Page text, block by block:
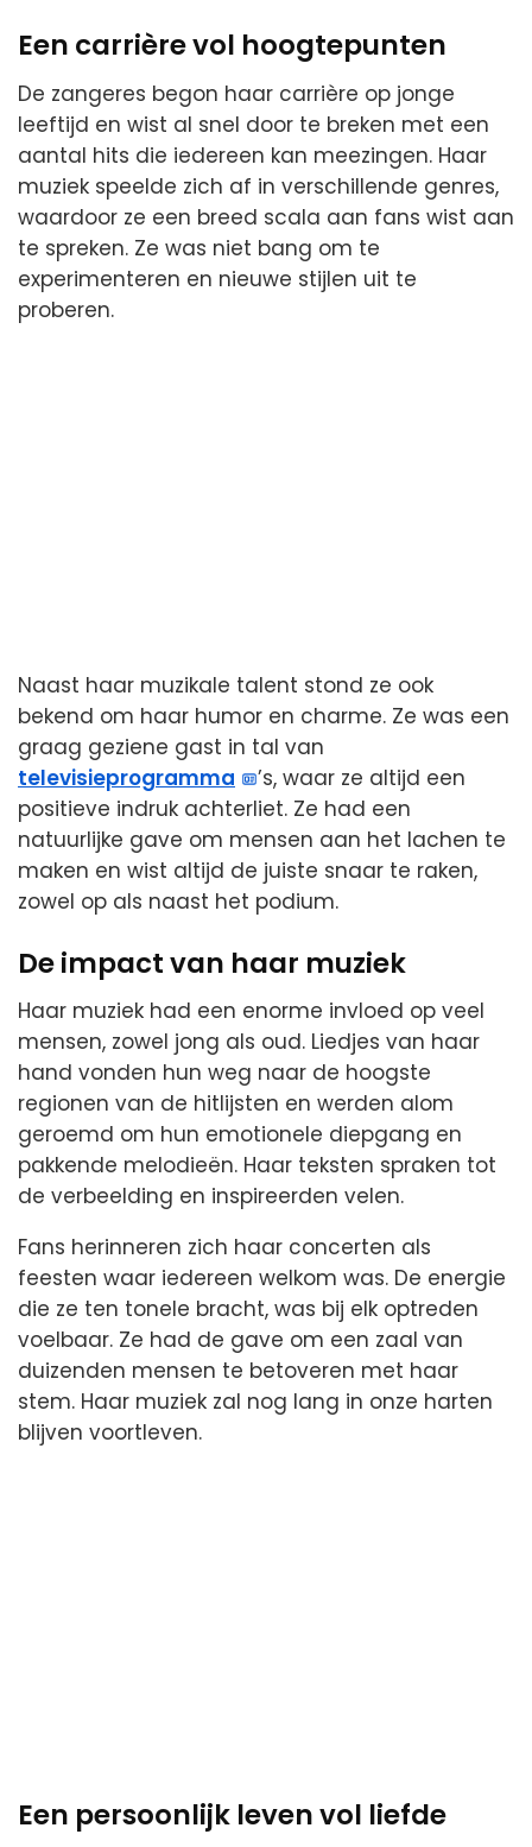
Een carrière vol hoogtepunten
De zangeres begon haar carrière op jonge
leeftijd en wist al snel door te breken met een
aantal hits die iedereen kan meezingen. Haar
muziek speelde zich af in verschillende genres,
waardoor ze een breed scala aan fans wist aan
te spreken. Ze was niet bang om te
experimenteren en nieuwe stijlen uit te
proberen.
Naast haar muzikale talent stond ze ook
bekend om haar humor en charme. Ze was een
graag geziene gast in tal van
televisieprogramma
’s, waar ze altijd een
positieve indruk achterliet. Ze had een
natuurlijke gave om mensen aan het lachen te
maken en wist altijd de juiste snaar te raken,
zowel op als naast het podium.
De impact van haar muziek
Haar muziek had een enorme invloed op veel
mensen, zowel jong als oud. Liedjes van haar
hand vonden hun weg naar de hoogste
regionen van de hitlijsten en werden alom
geroemd om hun emotionele diepgang en
pakkende melodieën. Haar teksten spraken tot
de verbeelding en inspireerden velen.
Fans herinneren zich haar concerten als
feesten waar iedereen welkom was. De energie
die ze ten tonele bracht, was bij elk optreden
voelbaar. Ze had de gave om een zaal van
duizenden mensen te betoveren met haar
stem. Haar muziek zal nog lang in onze harten
blijven voortleven.
Een persoonlijk leven vol liefde